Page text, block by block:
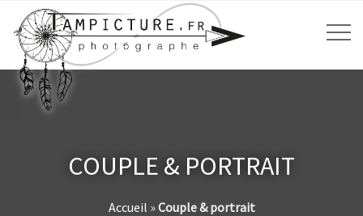
COUPLE & PORTRAIT
Accueil »Couple & portrait